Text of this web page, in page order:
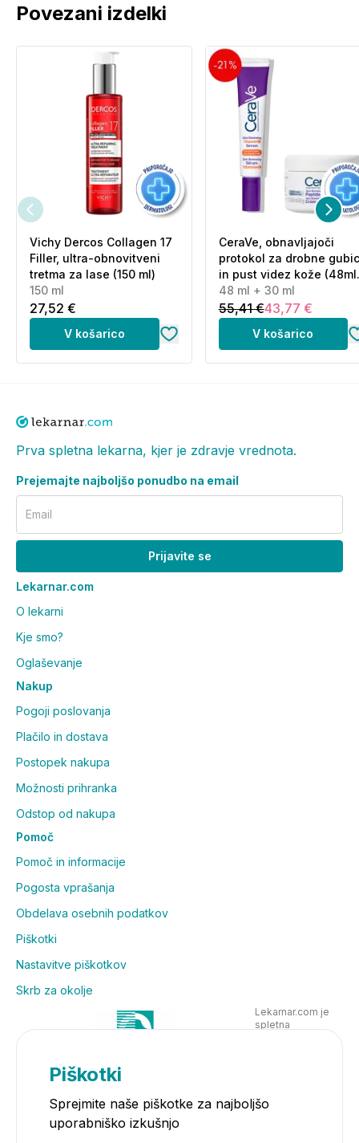
Povezani izdelki
Vichy Dercos Collagen 17
Filler, ultra-obnovitveni
tretma za lase (150 ml)
150 ml
27,52 €
V košarico
CeraVe, obnavljajoči
protokol za drobne
in pust videz kože (48ml
+ 30 ml)
48 ml + 30 ml
55,41 €43,77 €
V košarico
Prva spletna lekarna, kjer je zdravje vrednota.
Prejemajte najboljšo ponudbo na email
Email
Prijavite se
Lekarnar.com
O lekarni
Kje smo?
Oglaševanje
Nakup
Pogoji poslovanja
Plačilo in dostava
Postopek nakupa
Možnosti prihranka
Odstop od nakupa
Pomoč
Pomoč in informacije
Pogosta vprašanja
Obdelava osebnih podatkov
Piškotki
Nastavitve piškotkov
Skrb za okolje
Lekarnar.com je
spletna
Piškotki
Sprejmite naše piškotke za najboljšo
uporabniško izkušnjo